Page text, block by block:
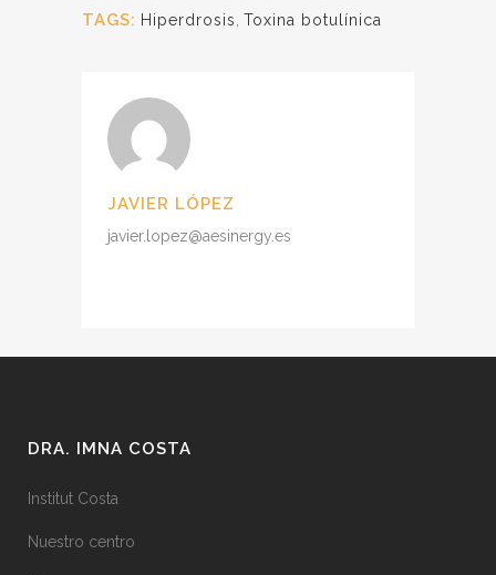
TAGS: Hiperdrosis Toxina botulínica
JAVIER LÓPEZ
javier.lopez@aesinergy.es
DRA. IMNA COSTA
Institut Costa
Nuestro centro